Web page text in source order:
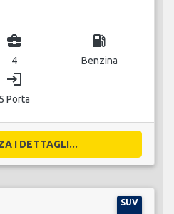
business_center
4
local_gas_station
Benzina
login
5 Porta
I DETTAGLI...
SUV